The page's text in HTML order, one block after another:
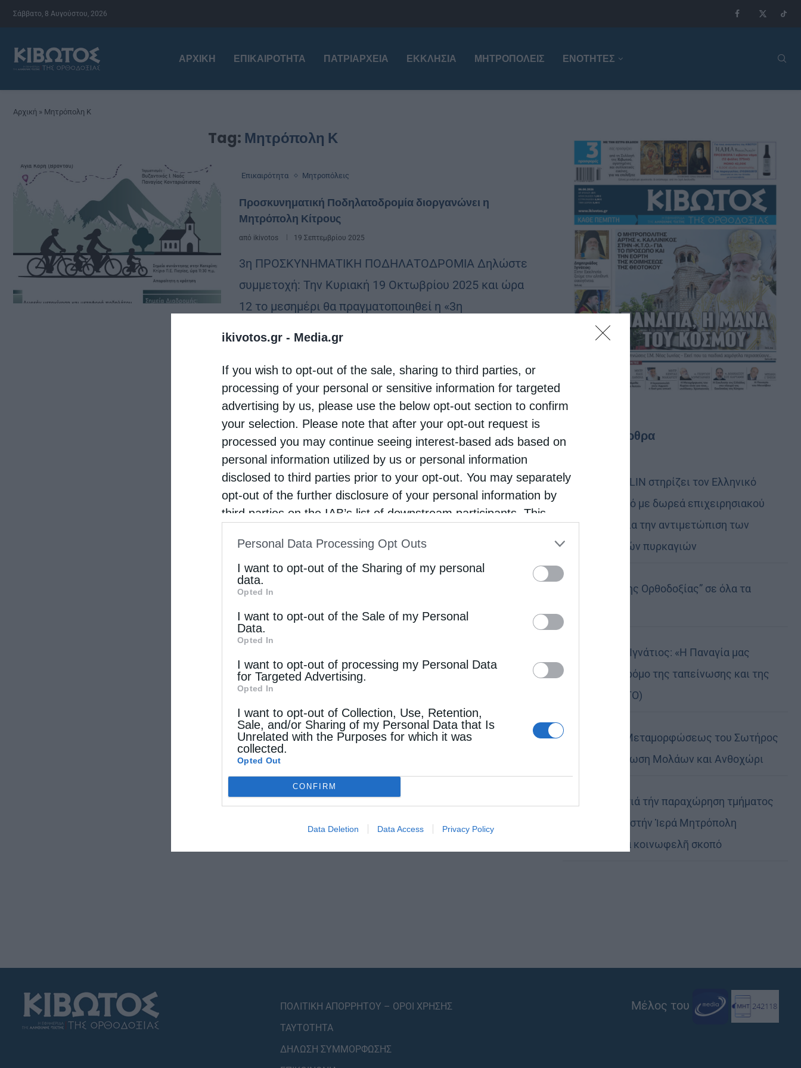
ikivotos.gr - Media.gr
If you wish to opt-out of the sale, sharing to third parties, or
processing of your personal or sensitive information for targeted
advertising by us, please use the below opt-out section to confirm
your selection. Please note that after your opt-out request is
processed you may continue seeing interest-based ads based on
personal information utilized by us or personal information
disclosed to third parties prior to your opt-out. You may separately
opt-out of the further disclosure of your personal information by
third parties on the IAB’s list of downstream participants. This
IAB’s List of Downstream Participantsthat may further disclose it to
other third parties.
Personal Data Processing Opt Outs
I want to opt-out of the Sharing of my personal
data.
Opted In
I want to opt-out of the Sale of my Personal
Data.
Opted In
I want to opt-out of processing my Personal Data
for Targeted Advertising.
Opted In
I want to opt-out of Collection, Use, Retention,
Sale, and/or Sharing of my Personal Data that Is
Unrelated with the Purposes for which it was
collected.
Opted Out
CONFIRM
Data Deletion Data Access Privacy Policy
Σάββατο, 8 Αυγούστου, 2026
ΑΡΧΙΚΉ ΕΠΙΚΑΙΡΌΤΗΤΑ ΠΑΤΡΙΑΡΧΕΊΑ ΕΚΚΛΗΣΊΑ ΜΗΤΡΟΠΌΛΕΙΣ ΕΝΟΤΗΤΕΣ
Αρχική » Μητρόπολη Κ
Tag: Μητρόπολη Κ
Επικαιρότητα Μητροπόλεις
Προσκυνηματική Ποδηλατοδρομία διοργανώνει η
Μητρόπολη Κίτρους
από ikivotos 19 Σεπτεμβρίου 2025
3η ΠΡΟΣΚΥΝΗΜΑΤΙΚΗ ΠΟΔΗΛΑΤΟΔΡΟΜΙΑ Δηλώστε
συμμετοχή: Την Κυριακή 19 Οκτωβρίου 2025 και ώρα
12 το μεσημέρι θα πραγματοποιηθεί η «3η
Τελευταία άρθρα
Η LEROY MERLIN στηρίζει τον Ελληνικό
Ερυθρό Σταυρό με δωρεά επιχειρησιακού
εξοπλισμού για την αντιμετώπιση των
καταστροφικών πυρκαγιών
Η “Κιβωτός της Ορθοδοξίας” σε όλα τα
Δημητριάδος Ιγνάτιος: «Η Παναγία μας
δείχνει τον δρόμο της ταπείνωσης και της
σιωπής» (ΦΩΤΟ)
Η εορτή της Μεταμορφώσεως του Σωτήρος
σε Μεταμόρφωση Μολάων και Ανθοχώρι
Εὐχαριστίες γιά τήν παραχώρηση τμήματος
στρατοπέδου στήν Ἱερά Μητρόπολη
Καστορίας γιά κοινωφελῆ σκοπό
ΠΟΛΙΤΙΚΗ ΑΠΟΡΡΗΤΟΥ – ΟΡΟΙ ΧΡΗΣΗΣ
ΤΑΥΤΟΤΗΤΑ
ΔΗΛΩΣΗ ΣΥΜΜΟΡΦΩΣΗΣ
Μέλος του